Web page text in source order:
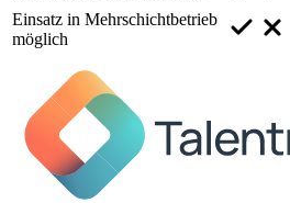
Einsatz in Mehrschichtbetrieb
möglich